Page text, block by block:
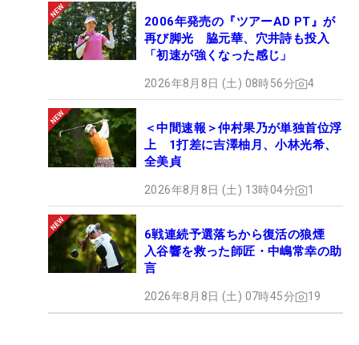
2006年発売の『ツアーAD PT』が
再び脚光 脇元華、穴井詩も投入
「初速が強くなった感じ」
2026年8月8日 (土) 08時56分 4
＜中間速報＞仲村果乃が単独首位浮
上 1打差に吉澤柚月、小林光希、
全美貞
2026年8月8日 (土) 13時04分 1
6戦連続予選落ちから復活の狼煙
入谷響を救った師匠・中嶋常幸の助
言
2026年8月8日 (土) 07時45分 19